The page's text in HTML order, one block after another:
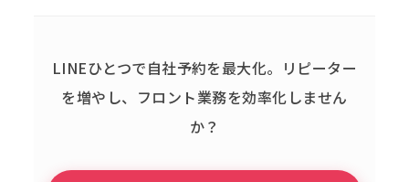
LINEひとつで自社予約を最大化。 リピーター
を増やし、フロント業務を効率化しません
か？